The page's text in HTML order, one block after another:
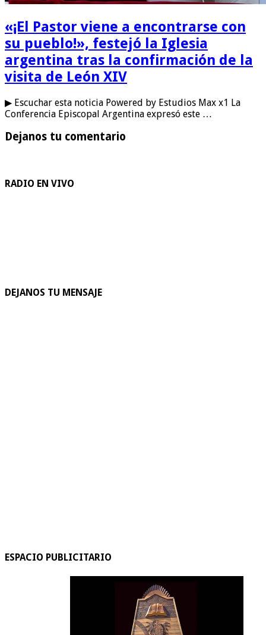
«¡El Pastor viene a encontrarse con
su pueblo!», festejó la Iglesia
argentina tras la confirmación de la
visita de León XIV
▶ Escuchar esta noticia Powered by Estudios Max x1 La
Conferencia Episcopal Argentina expresó este …
Dejanos tu comentario
RADIO EN VIVO
DEJANOS TU MENSAJE
ESPACIO PUBLICITARIO